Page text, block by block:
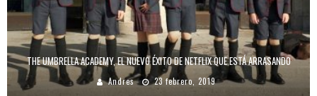
THE UMBRELLA ACADEMY, EL NUEVO ÉXITO DE NETFLIX QUE ESTÁ ARRASANDO
Andres 23 febrero, 2019